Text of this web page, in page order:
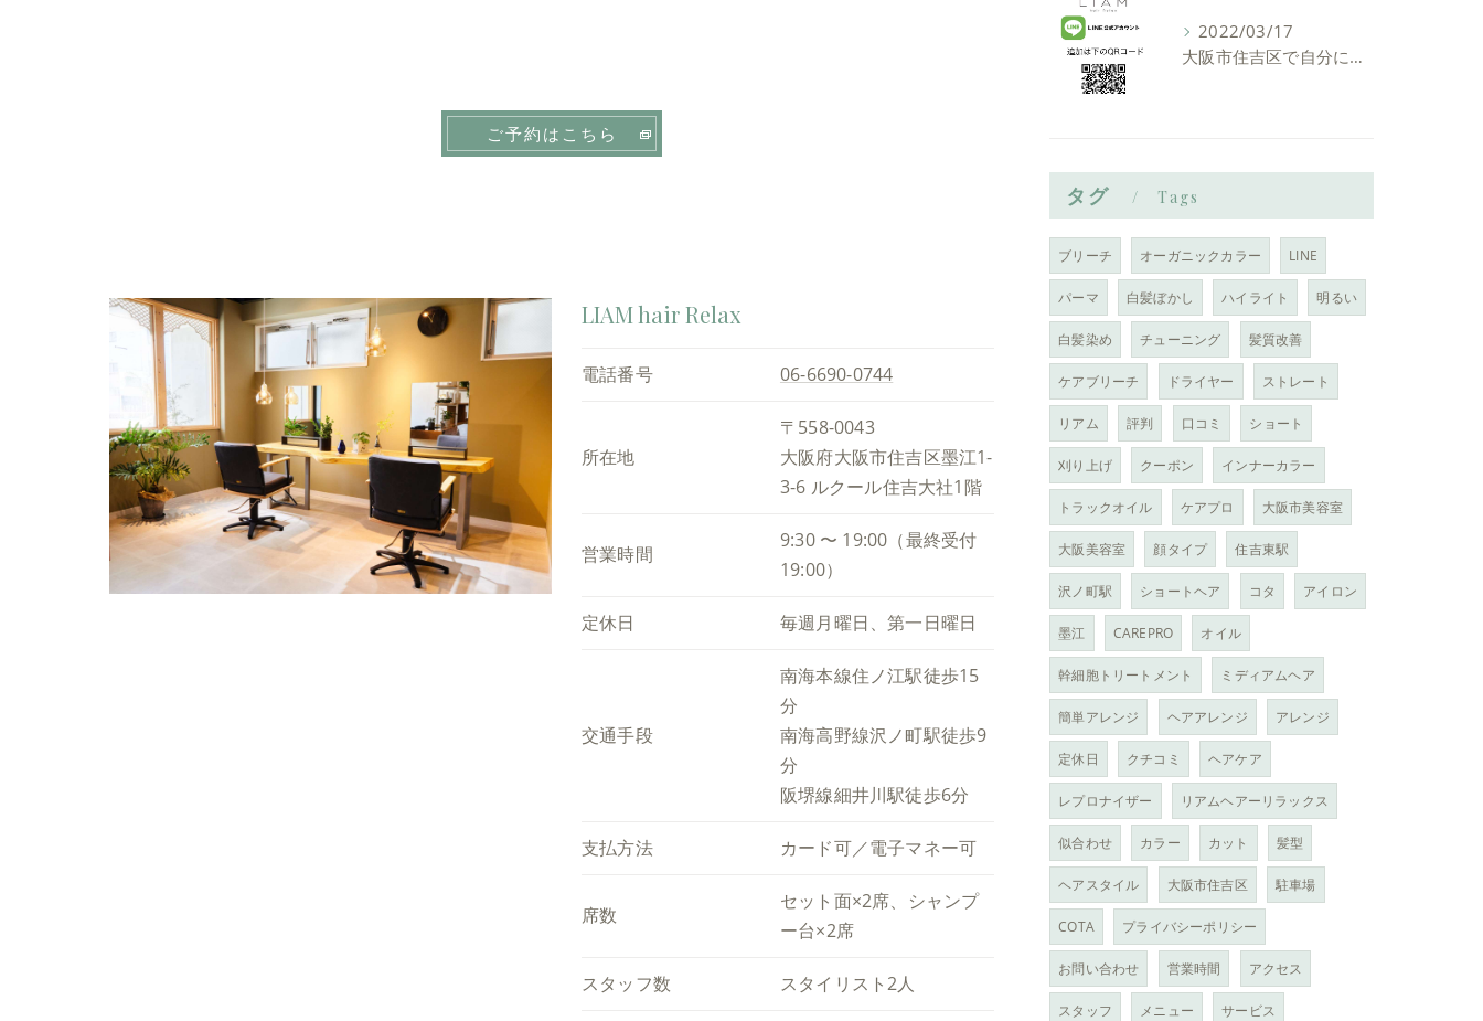
ご予約はこちら
LIAM hair Relax
電話番号 06-6690-0744
所在地
〒558-0043
大阪府大阪市住吉区墨江1-
3-6 ルクール住吉大社1階
営業時間
9:30 〜 19:00（最終受付
19:00）
定休日 毎週月曜日、第一日曜日
交通手段
南海本線住ノ江駅徒歩15
分
南海高野線沢ノ町駅徒歩9
分
阪堺線細井川駅徒歩6分
支払方法 カード可／電子マネー可
席数
セット面×2席、シャンプ
ー台×2席
スタッフ数 スタイリスト2人
2022/03/17
大阪市住吉区で自分に似合う髪型を見つけれる美容室ーLIAM hair Relaxーリアムヘアーリラックス
タグ Tags
ブリーチ オーガニックカラー LINE
パーマ 白髪ぼかし ハイライト 明るい
白髪染め チューニング 髪質改善
ケアブリーチ ドライヤー ストレート
リアム 評判 口コミ ショート
刈り上げ クーポン インナーカラー
トラックオイル ケアプロ 大阪市美容室
大阪美容室 顔タイプ 住吉東駅
沢ノ町駅 ショートヘア コタ アイロン
墨江 CAREPRO オイル
幹細胞トリートメント ミディアムヘア
簡単アレンジ ヘアアレンジ アレンジ
定休日 クチコミ ヘアケア
レプロナイザー リアムヘアーリラックス
似合わせ カラー カット 髪型
ヘアスタイル 大阪市住吉区 駐車場
COTA プライバシーポリシー
お問い合わせ 営業時間 アクセス
スタッフ メニュー サービス